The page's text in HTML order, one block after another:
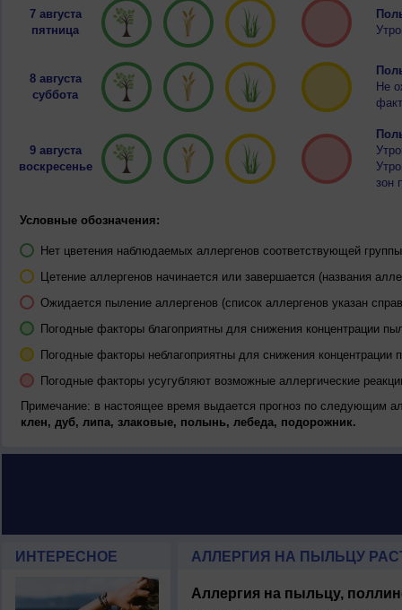
7 августа
пятница
8 августа
суббота
Не
9 августа
воскресенье
зон
Условные обозначения:
Нет цветения наблюдаемых аллергенов соответствующей
Цетение аллергенов начинается или завершается (названия
Ожидается пыление аллергенов (список аллергенов указан
Погодные факторы благоприятны для снижения концентрации
Погодные факторы неблагоприятны для снижения концентрации
Погодные факторы усугубляют возможные аллергические
Примечание: в настоящее время выдается прогноз по следующим
клен, дуб, липа, злаковые, полынь, лебеда, подорожник.
ИНТЕРЕСНОЕ АЛЛЕРГИЯ НА ПЫЛЬЦУ
Аллергия на пыльцу,